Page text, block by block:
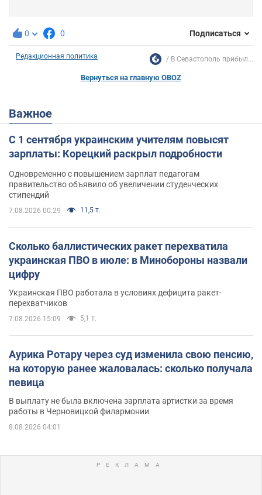
0 0 Подписаться
Редакционная политика В Севастополь прибыл...
Вернуться на главную OBOZ
Важное
С 1 сентября украинским учителям повысят
зарплаты: Корецкий раскрыл подробности
Одновременно с повышением зарплат педагогам
правительство объявило об увеличении студенческих
стипендий
7.08.2026 00:29 11,5 т.
Сколько баллистических ракет перехватила
украинская ПВО в июле: в Минобороны назвали
цифру
Украинская ПВО работала в условиях дефицита ракет-
перехватчиков
7.08.2026 15:09 5,1 т.
Аурика Ротару через суд изменила свою пенсию,
на которую ранее жаловалась: сколько получала
певица
В выплату не была включена зарплата артистки за время
работы в Черновицкой филармонии
8.08.2026 04:01